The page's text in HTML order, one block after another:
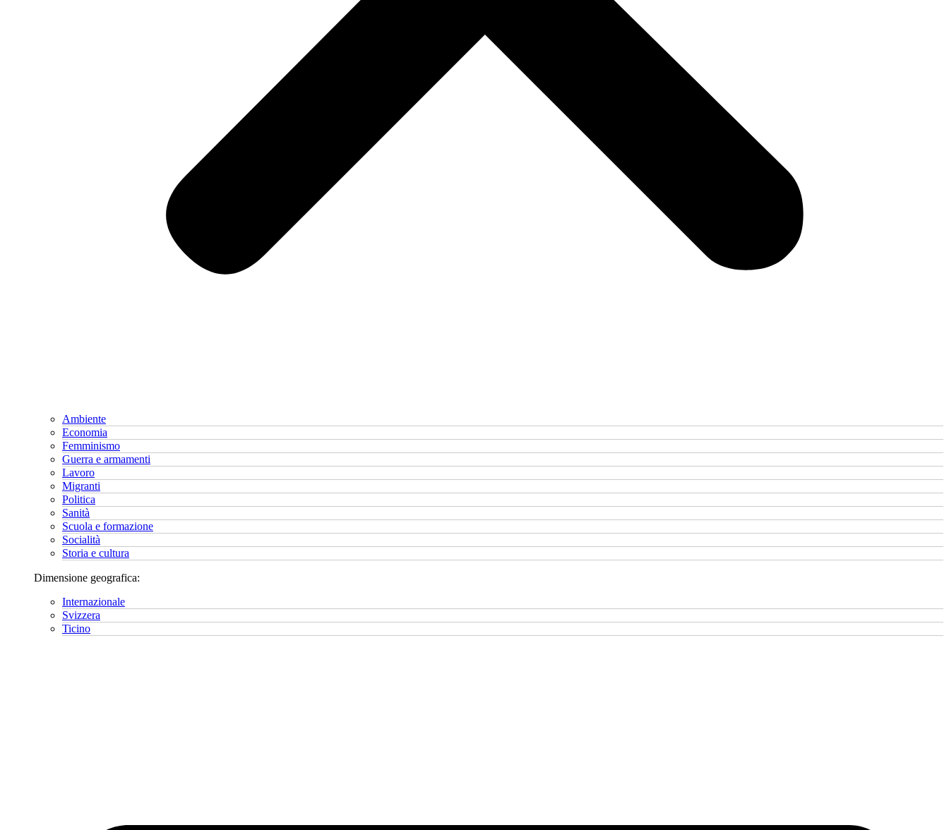
Ambiente
Economia
Femminismo
Guerra e armamenti
Lavoro
Migranti
Politica
Sanità
Scuola e formazione
Socialità
Storia e cultura
Dimensione geografica:
Internazionale
Svizzera
Ticino